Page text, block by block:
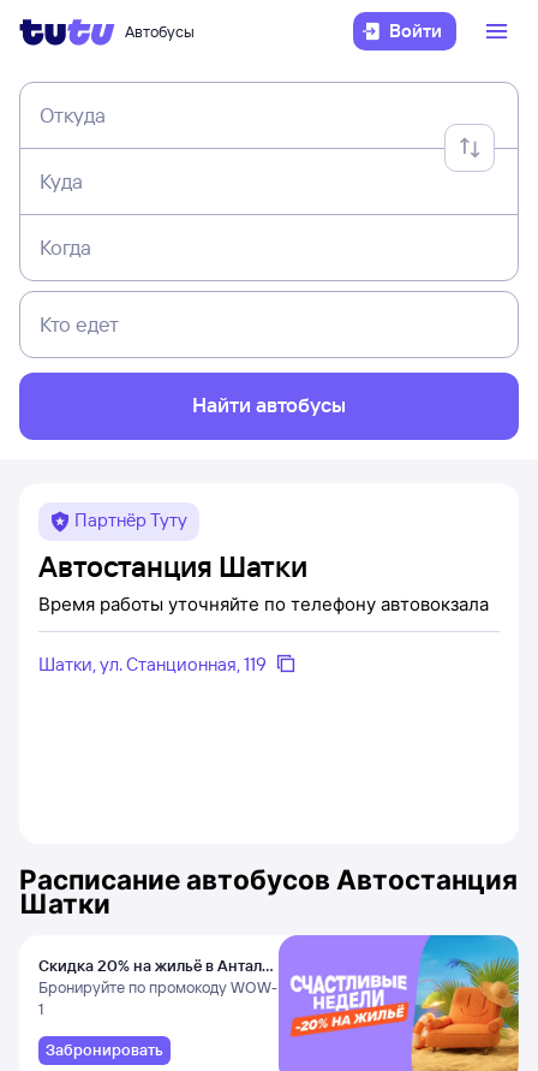
Автобусы Войти
Откуда
Куда
Когда
Кто едет
Найти автобусы
Партнёр Туту
Автостанция Шатки
Время работы уточняйте по телефону автовокзала
Шатки, ул. Станционная, 119
Расписание автобусов Автостанция
Шатки
Скидка 20% на жильё в Анталье
и Даламане
Бронируйте по промокоду WOW-
1
Забронировать